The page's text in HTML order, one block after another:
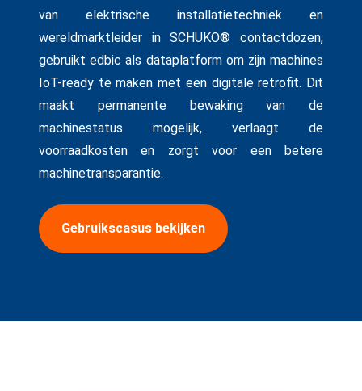
van elektrische installatietechniek en
wereldmarktleider in SCHUKO® contactdozen,
gebruikt edbic als dataplatform om zijn machines
IoT-ready te maken met een digitale retrofit. Dit
maakt permanente bewaking van de
machinestatus mogelijk, verlaagt de
voorraadkosten en zorgt voor een betere
machinetransparantie.
Gebruikscasus bekijken